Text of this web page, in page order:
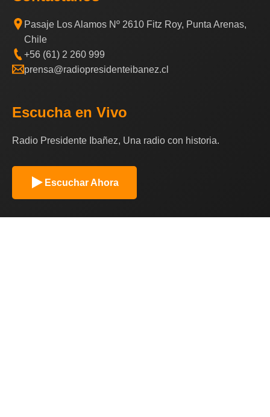
Pasaje Los Alamos Nº 2610 Fitz Roy, Punta Arenas,
Chile
+56 (61) 2 260 999
prensa@radiopresidenteibanez.cl
Escucha en Vivo
Radio Presidente Ibañez, Una radio con historia.
Escuchar Ahora